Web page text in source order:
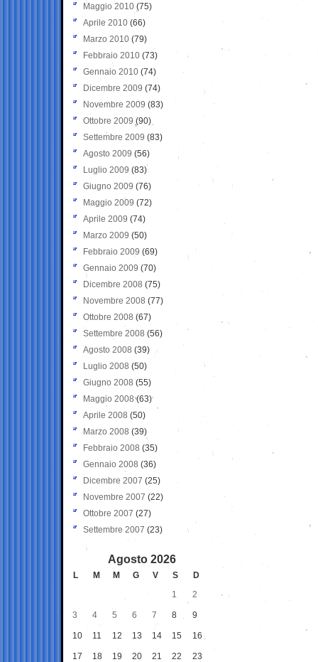
Maggio 2010 (75)
Aprile 2010 (66)
Marzo 2010 (79)
Febbraio 2010 (73)
Gennaio 2010 (74)
Dicembre 2009 (74)
Novembre 2009 (83)
Ottobre 2009 (90)
Settembre 2009 (83)
Agosto 2009 (56)
Luglio 2009 (83)
Giugno 2009 (76)
Maggio 2009 (72)
Aprile 2009 (74)
Marzo 2009 (50)
Febbraio 2009 (69)
Gennaio 2009 (70)
Dicembre 2008 (75)
Novembre 2008 (77)
Ottobre 2008 (67)
Settembre 2008 (56)
Agosto 2008 (39)
Luglio 2008 (50)
Giugno 2008 (55)
Maggio 2008(63)
Aprile 2008 (50)
Marzo 2008 (39)
Febbraio 2008 (35)
Gennaio 2008 (36)
Dicembre 2007 (25)
Novembre 2007 (22)
Ottobre 2007 (27)
Settembre 2007 (23)
Agosto 2026
L M M G V S
D
1
2
3 4 5 6 7 8 9
10 11 12 13 14 15 16
17 18 19 20 21 22 23